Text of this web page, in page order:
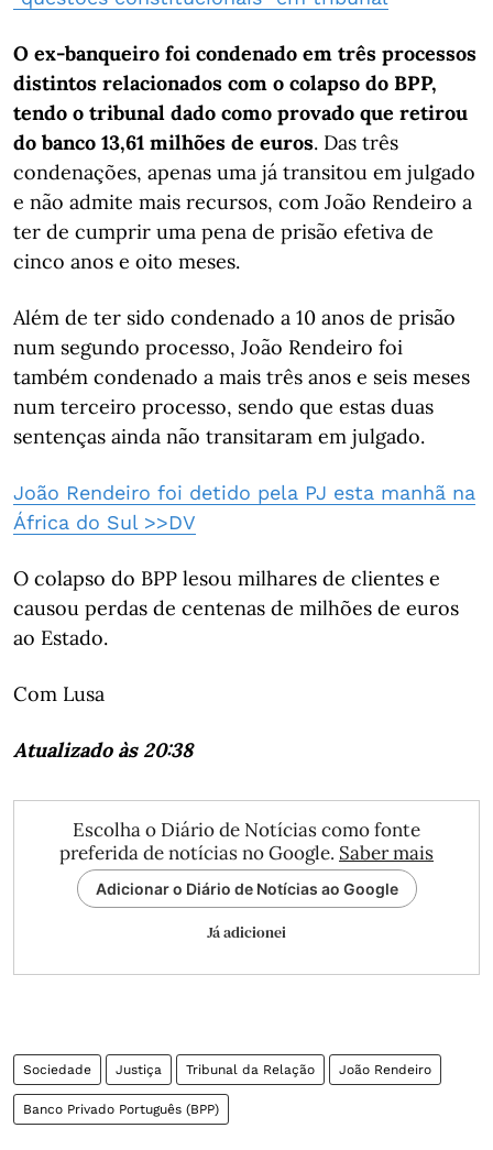
O ex-banqueiro foi condenado em três processos
distintos relacionados com o colapso do BPP,
tendo o tribunal dado como provado que retirou
do banco 13,61 milhões de euros. Das três
condenações, apenas uma já transitou em julgado
e não admite mais recursos, com João Rendeiro a
ter de cumprir uma pena de prisão efetiva de
cinco anos e oito meses.
Além de ter sido condenado a 10 anos de prisão
num segundo processo, João Rendeiro foi
também condenado a mais três anos e seis meses
num terceiro processo, sendo que estas duas
sentenças ainda não transitaram em julgado.
João Rendeiro foi detido pela PJ esta manhã na
África do Sul >>DV
O colapso do BPP lesou milhares de clientes e
causou perdas de centenas de milhões de euros
ao Estado.
Com Lusa
Atualizado às 20:38
Escolha o Diário de Notícias como fonte
preferida de notícias no Google. Saber mais
Adicionar o Diário de Notícias ao Google
Já adicionei
Sociedade Justiça Tribunal da Relação João Rendeiro
Banco Privado Português (BPP)